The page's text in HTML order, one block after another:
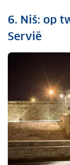
6. Niš: op
Servië